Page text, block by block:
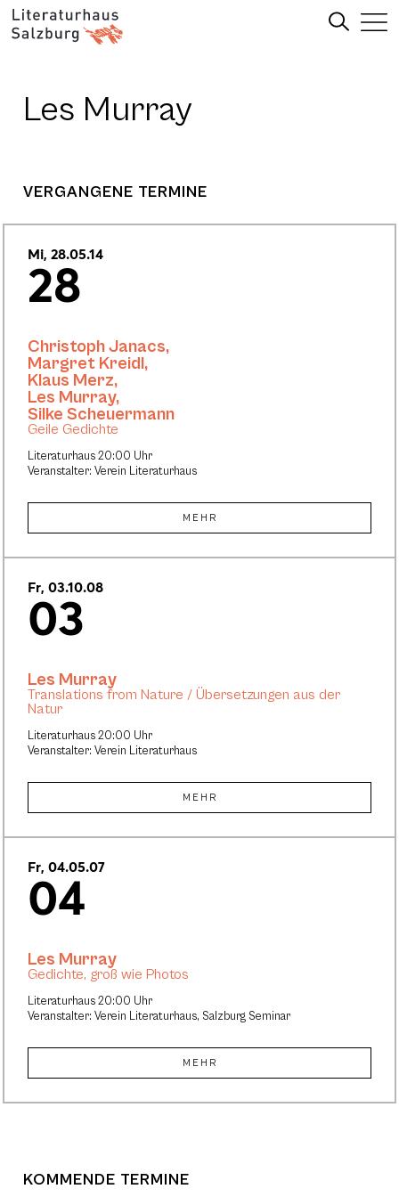
Les Murray
VERGANGENE TERMINE
Mi, 28.05.14
28
Literaturhaus 20:00 Uhr
Veranstalter: Verein Literaturhaus
Christoph Janacs,
Margret Kreidl,
Klaus Merz,
Les Murray,
Silke Scheuermann
Geile Gedichte
MEHR
Fr, 03.10.08
03
Literaturhaus 20:00 Uhr
Veranstalter: Verein Literaturhaus
Les Murray
Translations from Nature / Übersetzungen aus der
Natur
MEHR
Fr, 04.05.07
04
Literaturhaus 20:00 Uhr
Veranstalter: Verein Literaturhaus, Salzburg Seminar
Les Murray
Gedichte, groß wie Photos
MEHR
KOMMENDE TERMINE